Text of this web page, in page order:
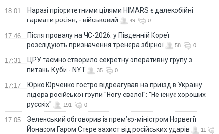
18:01
Наразі пріоритетними цілями HIMARS є далекобійні
гармати росіян, - військовий
49 0
17:46
Після провалу на ЧС-2026: у Південній Кореї
розслідують призначення тренера збірної
58 0
17:31
ЦРУ таємно створило секретну оперативну групу з
питань Куби - NYT
35 0
17:17
Юрко Юрченко гостро відреагував на приїзд в Україну
лідера російської групи "Ногу свело!": "Не існує хороших
русскіх"
191 0
17:05
Зеленський обговорив із прем’єр-міністром Норвегії
Йонасом Гаром Стере захист від російських ударів
11